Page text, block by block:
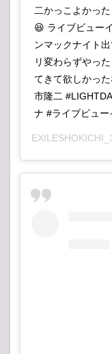
二かっこよかっ
😆 ライブビュー
ンマックナイト
リ変わらずやっ
てきて欲しかっ
市隆二
ナ #ライブビュ